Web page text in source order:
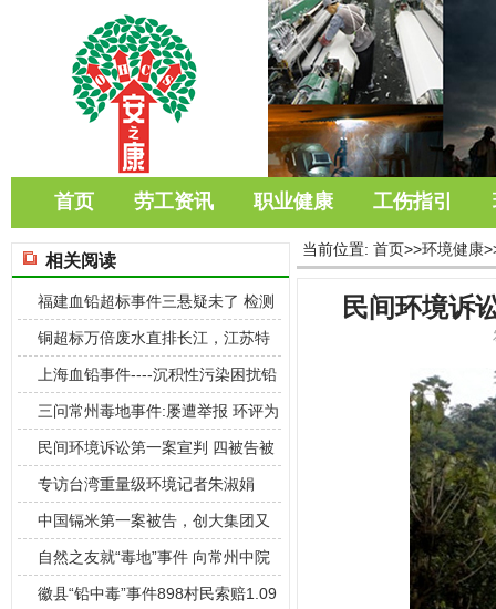
首页 劳工资讯 职业健康 工伤指引
当前位置: 首页>>环境健康
民间环境诉
相关阅读
福建血铅超标事件三悬疑未了 检测
报告缩水
铜超标万倍废水直排长江，江苏特
大污染案4
上海血铅事件----沉积性污染困扰铅
酸电
三问常州毒地事件:屡遭举报 环评为
何一路
民间环境诉讼第一案宣判 四被告被
判恢复生
专访台湾重量级环境记者朱淑娟
中国镉米第一案被告，创大集团又
现污染，呼
自然之友就“毒地”事件 向常州中院
提起公
徽县“铅中毒”事件898村民索赔1.09